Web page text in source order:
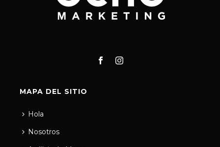
MAPA DEL SITIO
Hola
Nosotros